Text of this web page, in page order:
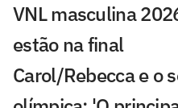
VNL masculina
estão na final
Carol/Rebecca e o